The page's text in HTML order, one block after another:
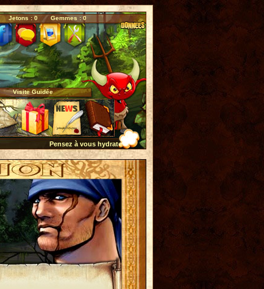
Jetons : 0 Gemmes : 0
Visite Guidée
Pensez à vous hydrater quotidiennement...